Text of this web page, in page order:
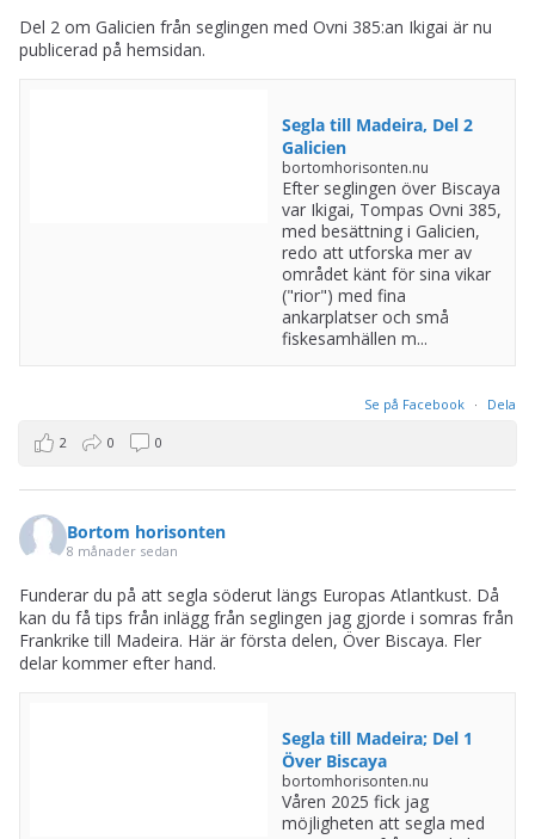
Del 2 om Galicien från seglingen med Ovni 385:an Ikigai är nu
publicerad på hemsidan.
Segla till Madeira, Del 2
Galicien
bortomhorisonten.nu
Efter seglingen över Biscaya
var Ikigai, Tompas Ovni 385,
med besättning i Galicien,
redo att utforska mer av
området känt för sina vikar
("rior") med fina
ankarplatser och små
fiskesamhällen m...
Se på Facebook · Dela
2 0 0
Bortom horisonten
8 månader sedan
Funderar du på att segla söderut längs Europas Atlantkust. Då
kan du få tips från inlägg från seglingen jag gjorde i somras från
Frankrike till Madeira. Här är första delen, Över Biscaya. Fler
delar kommer efter hand.
Segla till Madeira; Del 1
Över Biscaya
bortomhorisonten.nu
Våren 2025 fick jag
möjligheten att segla med